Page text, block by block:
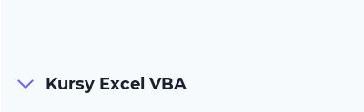
Kursy Excel VBA